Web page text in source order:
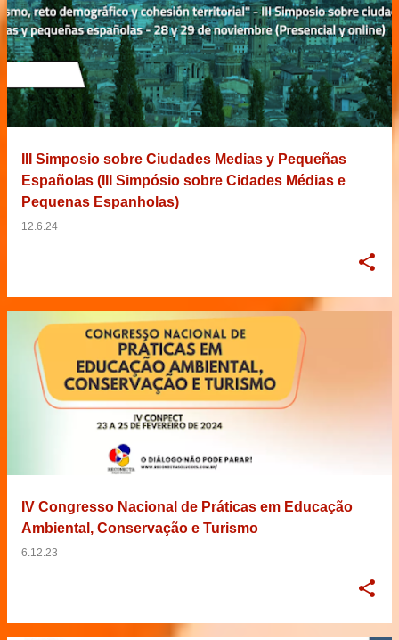
III Simposio sobre Ciudades Medias y Pequeñas
Españolas (III Simpósio sobre Cidades Médias e
Pequenas Espanholas)
12.6.24
IV Congresso Nacional de Práticas em Educação
Ambiental, Conservação e Turismo
6.12.23